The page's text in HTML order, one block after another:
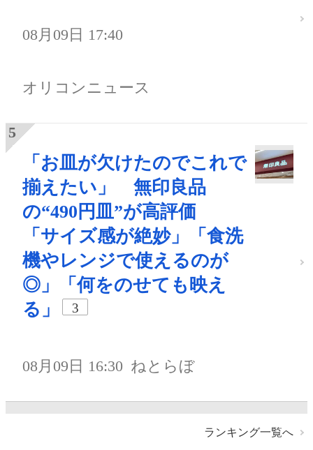
08月09日 17:40
オリコンニュース
「お皿が欠けたのでこれで
揃えたい」 無印良品
の“490円皿”が高評価
「サイズ感が絶妙」「食洗
機やレンジで使えるのが
◎」「何をのせても映え
る」
3
08月09日 16:30 ねとらぼ
ランキング一覧へ